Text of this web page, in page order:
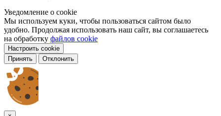
Уведомление о cookie
Мы используем куки, чтобы пользоваться сайтом было
удобно. Продолжая использовать наш сайт, вы соглашаетесь
на обработку файлов cookie
Настроить cookie
Принять
Отклонить